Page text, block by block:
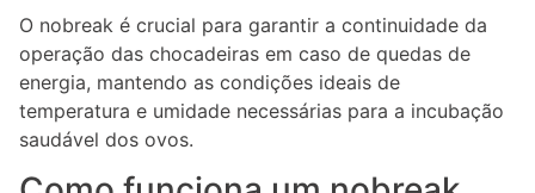
O nobreak é crucial para garantir a continuidade da
operação das chocadeiras em caso de quedas de
energia, mantendo as condições ideais de
temperatura e umidade necessárias para a incubação
saudável dos ovos.